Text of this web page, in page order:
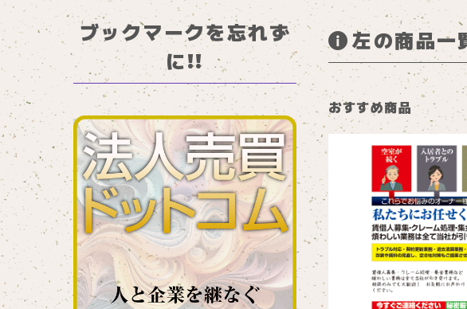
左の商品一
おすすめ商品
ブックマークを忘れず
に!!